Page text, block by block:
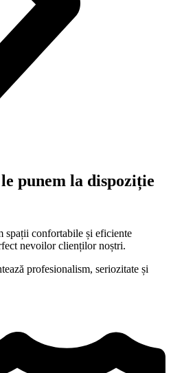
punem la dispoziție
spații confortabile și eficiente
nevoilor clienților noștri.
profesionalism, seriozitate și